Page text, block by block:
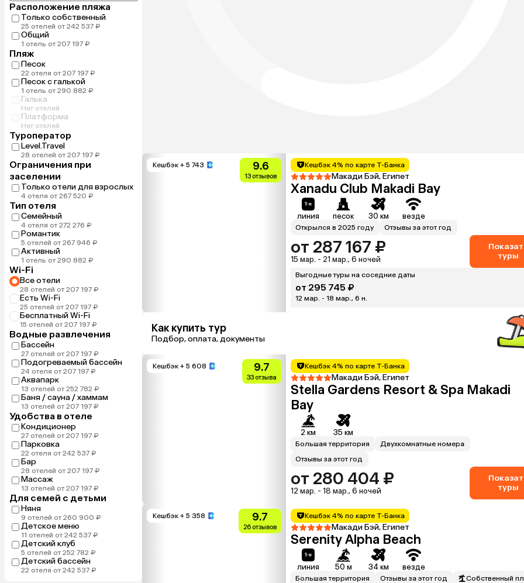
Расположение пляжа
Только собственный
25 отелей от 242 537 ₽
Общий
1 отель от 207 197 ₽
Пляж
Песок
22 отеля от 207 197 ₽
Песок с галькой
1 отель от 290 882 ₽
Галька
Нет отелей
Платформа
Нет отелей
Туроператор
Level.Travel
28 отелей от 207 197 ₽
Ограничения при
заселении
Только отели для взрослых
4 отеля от 267 520 ₽
Тип отеля
Семейный
4 отеля от 272 276 ₽
Романтик
5 отелей от 267 946 ₽
Активный
1 отель от 290 882 ₽
Wi-Fi
Все отели
28 отелей от 207 197 ₽
Есть Wi-Fi
25 отелей от 207 197 ₽
Бесплатный Wi-Fi
15 отелей от 207 197 ₽
Водные развлечения
Бассейн
27 отелей от 207 197 ₽
Подогреваемый бассейн
24 отеля от 207 197 ₽
Аквапарк
13 отелей от 252 782 ₽
Баня / сауна / хаммам
13 отелей от 207 197 ₽
Удобства в отеле
Кондиционер
27 отелей от 207 197 ₽
Парковка
22 отеля от 242 537 ₽
Бар
28 отелей от 207 197 ₽
Массаж
13 отелей от 207 197 ₽
Для семей с детьми
Няня
9 отелей от 260 900 ₽
Детское меню
11 отелей от 242 537 ₽
Детский клуб
5 отелей от 252 782 ₽
Детский бассейн
22 отеля от 242 537 ₽
Кешбэк + 5 743 9.6
13 отзывов
Кешбэк 4% по карте Т-Банка
Макади Бэй, Египет
Xanadu Club Makadi Bay
линия песок 30 км везде
Открылся в 2025 году Отзывы за этот год
от 287 167 ₽
15 мар. - 21 мар., 6 ночей
туры
Выгодные туры на соседние даты
от 295 745 ₽
12 мар. - 18 мар., 6 н.
Как купить тур
Подбор, оплата, документы
Кешбэк + 5 608 9.7
33 отзыва
Кешбэк 4% по карте Т-Банка
Макади Бэй, Египет
Stella Gardens Resort & Spa Makadi
Bay
2 км 35 км
Большая территория
Двухкомнатные номера
Отзывы за этот год
от 280 404 ₽
12 мар. - 18 мар., 6 ночей
туры
Кешбэк + 5 358 9.7
26 отзывов
Кешбэк 4% по карте Т-Банка
Макади Бэй, Египет
Serenity Alpha Beach
линия 50 м 34 км везде
Большая территория Отзывы за этот год Собственный